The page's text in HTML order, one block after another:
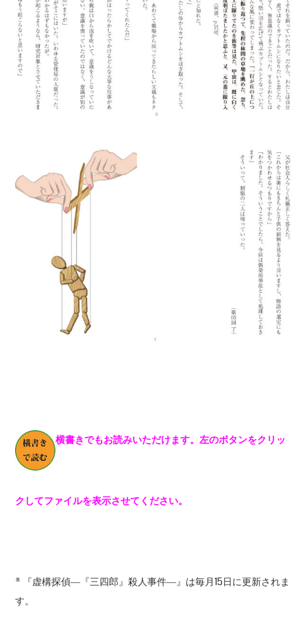
横書きでもお読みいただけます。左のボタンをクリッ
クしてファイルを表示させてください。
* 『虚構探偵―『三四郎』殺人事件―』は毎月15日に更新されま
す。